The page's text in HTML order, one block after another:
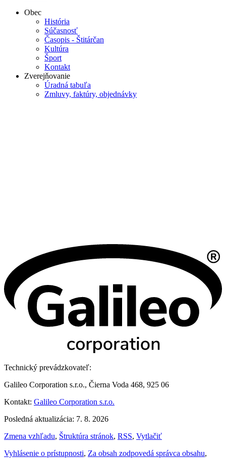
Obec
História
Súčasnosť
Časopis - Štitárčan
Kultúra
Šport
Kontakt
Zverejňovanie
Úradná tabuľa
Zmluvy, faktúry, objednávky
Technický prevádzkovateľ:
Galileo Corporation s.r.o., Čierna Voda 468, 925 06
Kontakt: Galileo Corporation s.r.o.
Posledná aktualizácia: 7. 8. 2026
Zmena vzhľadu, Štruktúra stránok, RSS, Vytlačiť
Vyhlásenie o prístupnosti, Za obsah zodpovedá správca obsahu,